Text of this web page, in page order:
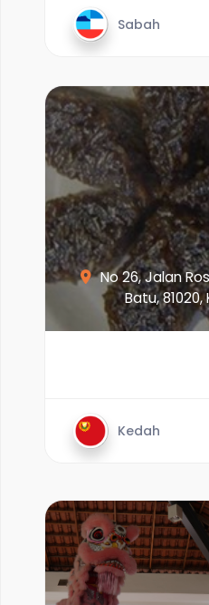
Sabah
No 26, Jalan
Batu, 81020,
Kedah